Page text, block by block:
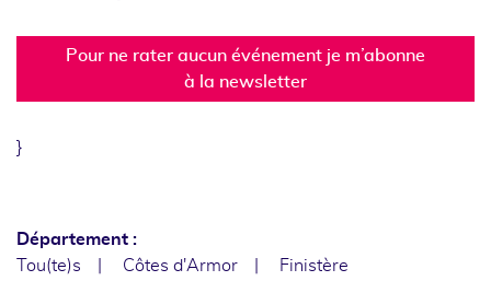
Pour ne rater aucun événement je m’abonne
à la newsletter
}
Département :
Tou(te)s
Côtes d'Armor
Finistère